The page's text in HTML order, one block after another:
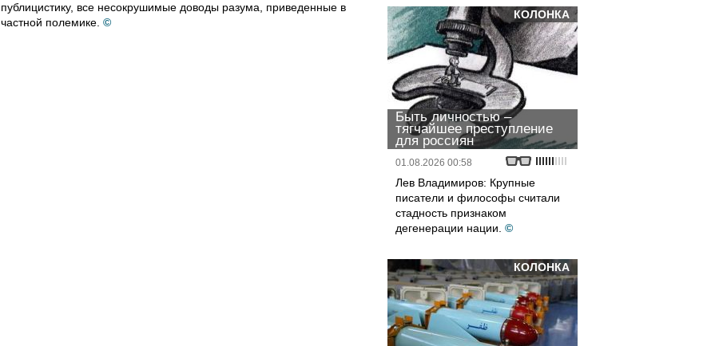
публицистику, все несокрушимые доводы разума, приведенные в
частной полемике. ©
КОЛОНКА
Быть личностью –
тягчайшее преступление
для россиян
01.08.2026 00:58
Лев Владимиров: Крупные
писатели и философы считали
стадность признаком
дегенерации нации. ©
КОЛОНКА